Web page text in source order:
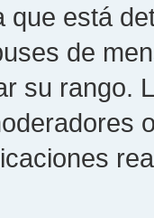
que está
de
su rango.